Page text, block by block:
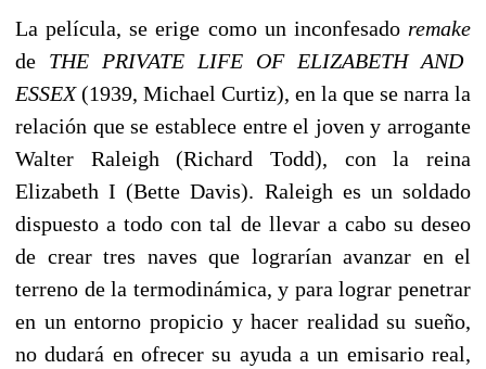
La película, se erige como un inconfesado remake
de THE PRIVATE LIFE OF ELIZABETH AND
ESSEX(1939, Michael Curtiz), en la que se narra la
relación que se establece entre el joven y arrogante
Walter Raleigh (Richard Todd), con la reina
Elizabeth I (Bette Davis). Raleigh es un soldado
dispuesto a todo con tal de llevar a cabo su deseo
de crear tres naves que lograrían avanzar en el
terreno de la termodinámica, y para lograr penetrar
en un entorno propicio y hacer realidad su sueño,
no dudará en ofrecer su ayuda a un emisario real,